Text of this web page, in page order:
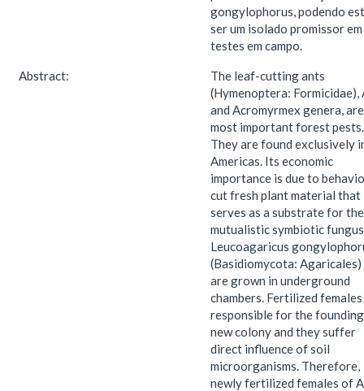
gongylophorus, podendo
ser um isolado promissor em
testes em campo.
Abstract:
The leaf-cutting ants
(Hymenoptera: Formicidae),
and Acromyrmex genera,
most important forest pests.
They are found exclusively
Americas. Its economic
importance is due to
cut fresh plant material that
serves as a substrate for the
mutualistic symbiotic fungus
Leucoagaricus
(Basidiomycota:
are grown in underground
chambers. Fertilized
responsible for the
new colony and they suffer
direct influence of soil
microorganisms. Therefore,
newly fertilized females of